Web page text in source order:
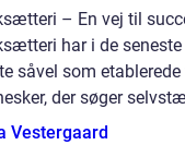
– En vej til
har i de
såvel som
der søger
Vestergaard